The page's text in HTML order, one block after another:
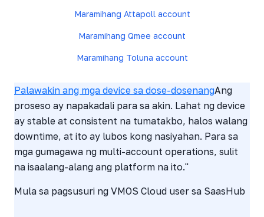
Maramihang Attapoll account
Maramihang Qmee account
Maramihang Toluna account
Palawakin ang mga device sa dose-dosenangAng
proseso ay napakadali para sa akin. Lahat ng device
ay stable at consistent na tumatakbo, halos walang
downtime, at ito ay lubos kong nasiyahan. Para sa
mga gumagawa ng multi-account operations, sulit
na isaalang-alang ang platform na ito."
Mula sa pagsusuri ng VMOS Cloud user sa SaasHub